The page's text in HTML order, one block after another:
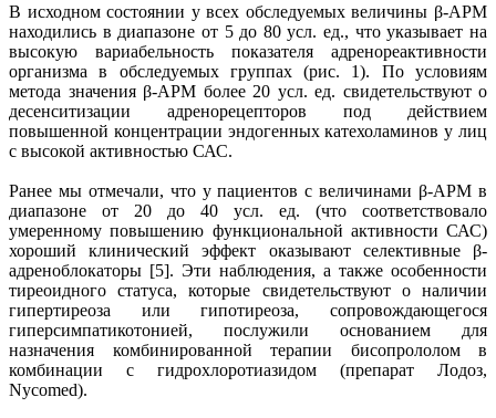
В исходном состоянии у всех обследуемых величины β-АРМ
находились в диапазоне от 5 до 80 усл. ед., что указывает на
высокую вариабельность показателя адренореактивности
организма в обследуемых группах (рис. 1). По условиям
метода значения β-АРМ более 20 усл. ед. свидетельствуют о
десенситизации адренорецепторов под действием
повышенной концентрации эндогенных катехоламинов у лиц
с высокой активностью САС.
Ранее мы отмечали, что у пациентов с величинами β-АРМ в
диапазоне от 20 до 40 усл. ед. (что соответствовало
умеренному повышению функциональной активности САС)
хороший клинический эффект оказывают селективные β-
адреноблокаторы [5]. Эти наблюдения, а также особенности
тиреоидного статуса, которые свидетельствуют о наличии
гипертиреоза или гипотиреоза, сопровождающегося
гиперсимпатикотонией, послужили основанием для
назначения комбинированной терапии бисопрололом в
комбинации с гидрохлоротиазидом (препарат Лодоз,
Nycomed).